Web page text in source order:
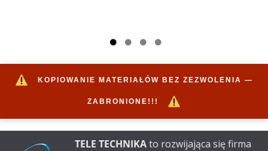
KOPIOWANIE MATERIAŁÓW BEZ ZEZWOLENIA —
ZABRONIONE!!!
TELE TECHNIKAto rozwijająca się firma